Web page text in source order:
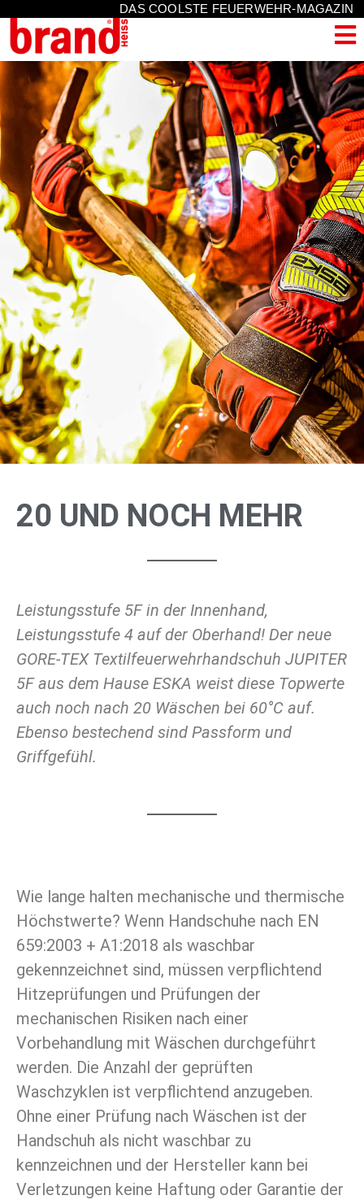
DAS COOLSTE FEUERWEHR-MAGAZIN
20 UND NOCH MEHR
Leistungsstufe 5F in der Innenhand,
Leistungsstufe 4 auf der Oberhand! Der neue
GORE-TEX Textilfeuerwehrhandschuh JUPITER
5F aus dem Hause ESKA weist diese Topwerte
auch noch nach 20 Wäschen bei 60°C auf.
Ebenso bestechend sind Passform und
Griffgefühl.
Wie lange halten mechanische und thermische
Höchstwerte? Wenn Handschuhe nach EN
659:2003 + A1:2018 als waschbar
gekennzeichnet sind, müssen verpflichtend
Hitzeprüfungen und Prüfungen der
mechanischen Risiken nach einer
Vorbehandlung mit Wäschen durchgeführt
werden. Die Anzahl der geprüften
Waschzyklen ist verpflichtend anzugeben.
Ohne einer Prüfung nach Wäschen ist der
Handschuh als nicht waschbar zu
kennzeichnen und der Hersteller kann bei
Verletzungen keine Haftung oder Garantie der